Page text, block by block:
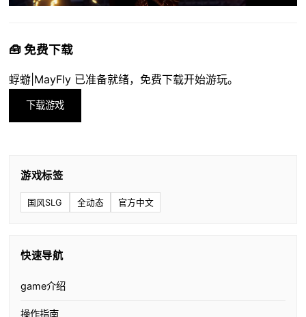
🧰 免费下载
蜉蝣|MayFly 已准备就绪，免费下载开始游玩。
下载游戏
游戏标签
国风SLG 全动态 官方中文
快速导航
game介绍
操作指南